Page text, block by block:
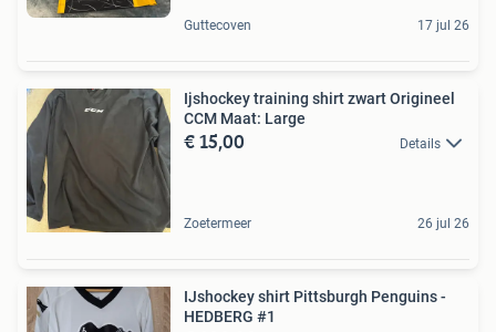
Guttecoven 17 jul 26
Ijshockey training shirt zwart Origineel
CCM Maat: Large
€ 15,00 Details
Zoetermeer 26 jul 26
IJshockey shirt Pittsburgh Penguins -
HEDBERG #1